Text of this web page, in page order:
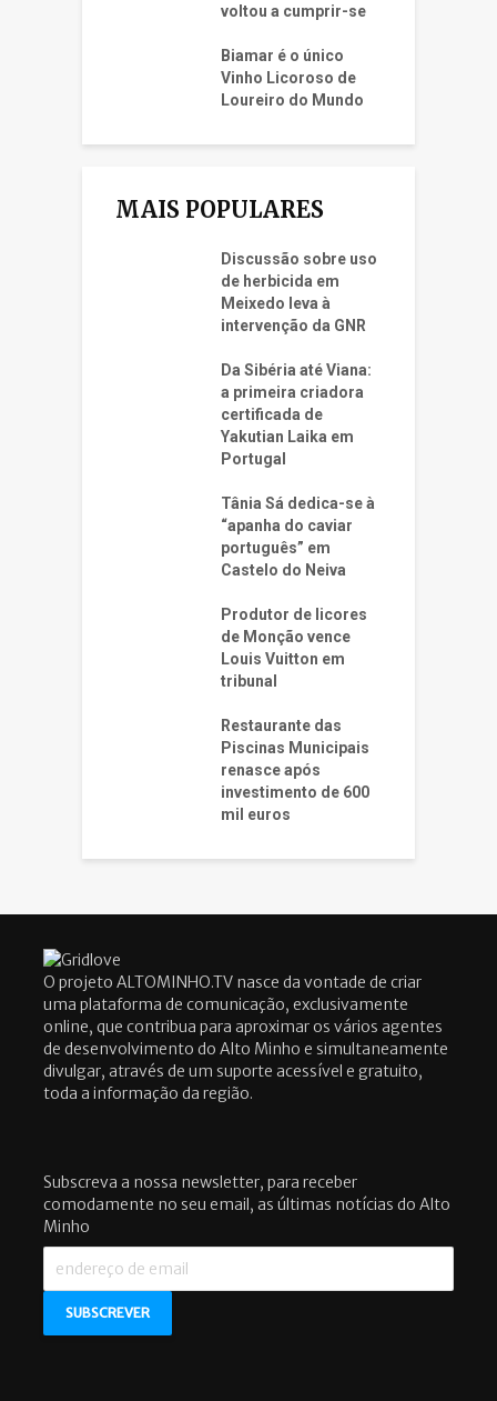
voltou a cumprir-se
Biamar é o único
Vinho Licoroso de
Loureiro do Mundo
MAIS POPULARES
Discussão sobre uso
de herbicida em
Meixedo leva à
intervenção da GNR
Da Sibéria até Viana:
a primeira criadora
certificada de
Yakutian Laika em
Portugal
Tânia Sá dedica-se à
“apanha do caviar
português” em
Castelo do Neiva
Produtor de licores
de Monção vence
Louis Vuitton em
tribunal
Restaurante das
Piscinas Municipais
renasce após
investimento de 600
mil euros
O projeto ALTOMINHO.TV nasce da vontade de criar
uma plataforma de comunicação, exclusivamente
online, que contribua para aproximar os vários agentes
de desenvolvimento do Alto Minho e simultaneamente
divulgar, através de um suporte acessível e gratuito,
toda a informação da região.
Subscreva a nossa newsletter, para receber
comodamente no seu email, as últimas notícias do Alto
Minho